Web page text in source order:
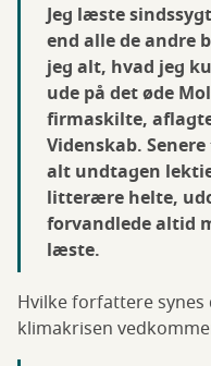
Jeg læste
end alle de andre
jeg alt, hvad jeg
ude på det øde
firmaskilte,
Videnskab.
alt undtagen
litterære helte,
forvandlede altid
læste.
Hvilke forfattere
klimakrisen